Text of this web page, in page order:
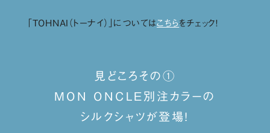
「TOHNAI（トーナイ）」についてはこちら をチェック！
見どころその①
MON ONCLE別注カラーの
シルクシャツが登場！